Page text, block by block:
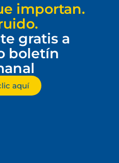
importan.
gratis a
boletín
aquí